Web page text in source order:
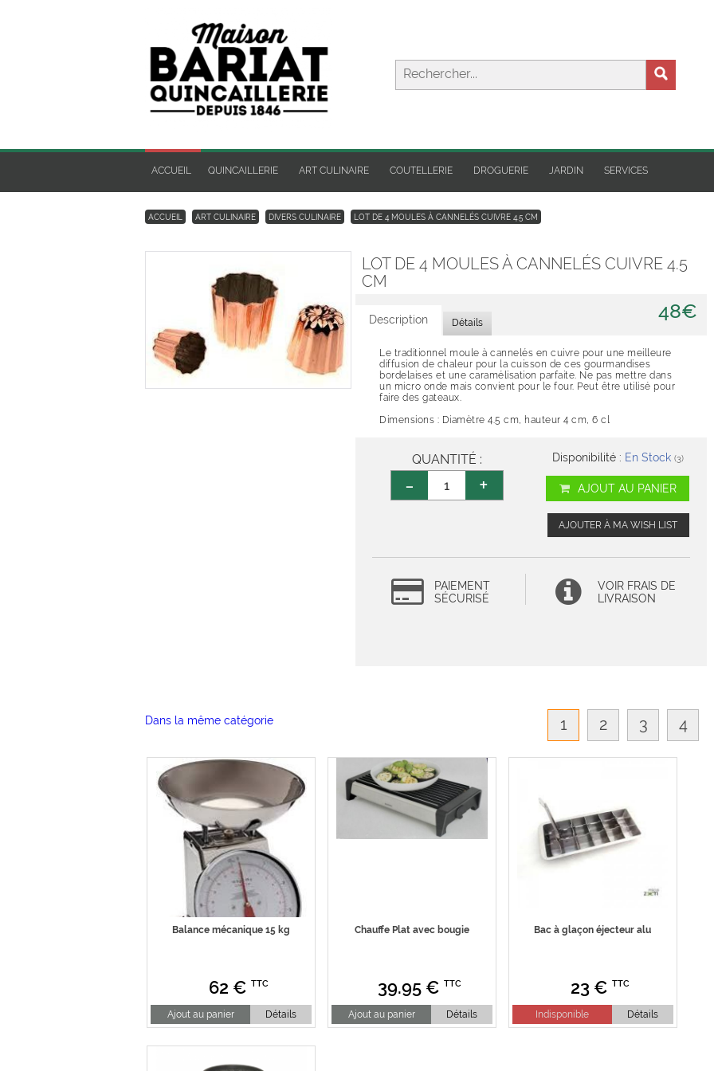
ACCUEIL QUINCAILLERIE ART CULINAIRE COUTELLERIE DROGUERIE JARDIN SERVICES
ACCUEIL ART CULINAIRE DIVERS CULINAIRE LOT DE 4 MOULES À CANNELÉS CUIVRE 4.5 CM
LOT DE 4 MOULES À CANNELÉS CUIVRE 4.5
CM
Description Détails
Commentaires
48€
Le traditionnel moule à cannelés en cuivre pour une meilleure
diffusion de chaleur pour la cuisson de ces gourmandises
bordelaises et une caramélisation parfaite. Ne pas mettre dans
un micro onde mais convient pour le four. Peut être utilisé pour
faire des gateaux.
Dimensions : Diamètre 4.5 cm, hauteur 4 cm, 6 cl
QUANTITÉ :
- +
Disponibilité : En Stock (3)
AJOUT AU PANIER
AJOUTER À MA WISH LIST
PAIEMENT
SÉCURISÉ
VOIR FRAIS DE
LIVRAISON
Dans la même catégorie 1 2 3 4
Balance mécanique 15 kg
62 € TTC
Ajout au panier Détails
Chauffe Plat avec bougie
39.95 € TTC
Ajout au panier Détails
Bac à glaçon éjecteur alu
23 € TTC
Indisponible Détails